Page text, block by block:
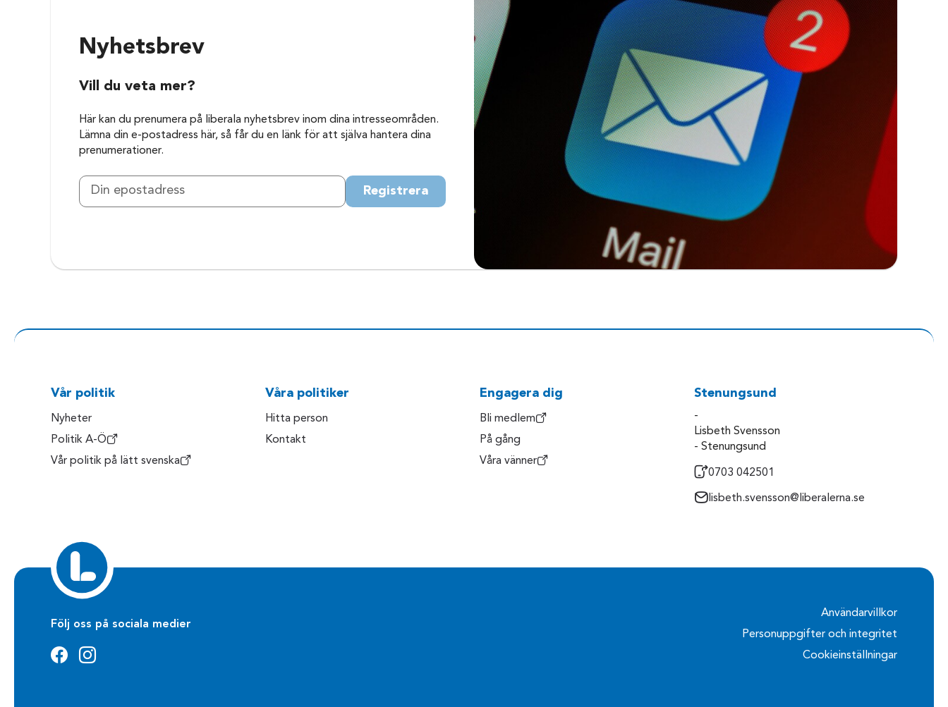
Nyhetsbrev
Vill du veta mer?
Här kan du prenumera på liberala nyhetsbrev inom dina intresseområden.
Lämna din e-postadress här, så får du en länk för att själva hantera dina
prenumerationer.
Registrera
Vår politik
Nyheter
Politik A-Ö
Vår politik på lätt svenska
Våra politiker
Hitta person
Kontakt
Engagera dig
Bli medlem
På gång
Våra vänner
Stenungsund
-
Lisbeth Svensson
- Stenungsund
0703 042501
lisbeth.svensson@liberalerna.se
Följ oss på sociala medier
Användarvillkor
Personuppgifter och integritet
Cookieinställningar